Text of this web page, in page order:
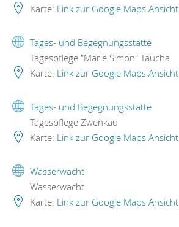
Karte: Link zur Google Maps Ansicht
Tages- und Begegnungsstätte
Tagespflege "Marie Simon" Taucha
Karte: Link zur Google Maps Ansicht
Tages- und Begegnungsstätte
Tagespflege Zwenkau
Karte: Link zur Google Maps Ansicht
Wasserwacht
Wasserwacht
Karte: Link zur Google Maps Ansicht